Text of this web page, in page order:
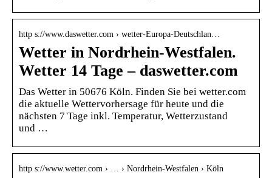
http s://www.daswetter.com › wetter-Europa-Deutschlan…
Wetter in Nordrhein-Westfalen.
Wetter 14 Tage – daswetter.com
Das Wetter in 50676 Köln. Finden Sie bei wetter.com
die aktuelle Wettervorhersage für heute und die
nächsten 7 Tage inkl. Temperatur, Wetterzustand
und …
http s://www.wetter.com › … › Nordrhein-Westfalen › Köln